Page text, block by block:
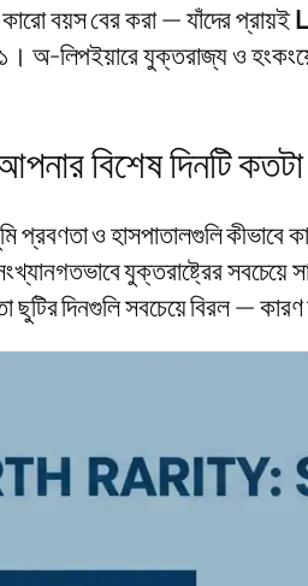
বয়স বের করা — যাঁদের প্রায়ই
অ-লিপইয়ারে যুক্তরাজ্য ও
বিশেষ দিনটি
প্রবণতা ও হাসপাতালগুলি কীভাবে
যুক্তরাষ্ট্রের
দিনগুলি সবচেয়ে বিরল — কারণ